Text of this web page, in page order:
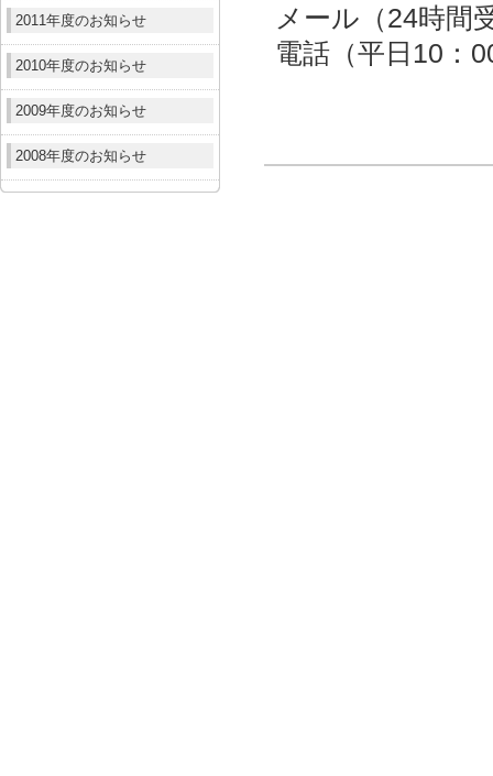
2011年度のお知らせ
2010年度のお知らせ
2009年度のお知らせ
2008年度のお知らせ
メール（24時間
電話（平日10：